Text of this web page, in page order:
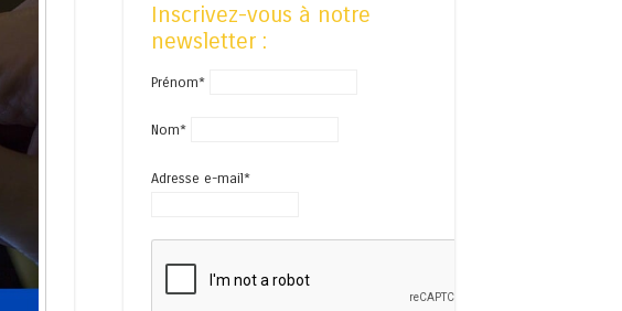
Inscrivez-vous à notre
newsletter :
Prénom*
Nom*
Adresse e-mail*